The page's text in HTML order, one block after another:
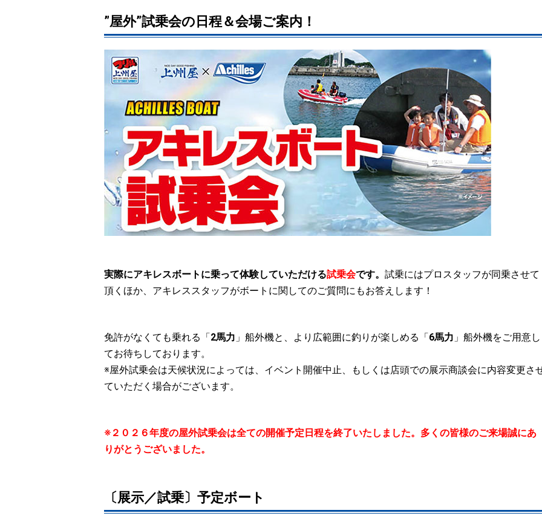
”屋外”試乗会の日程＆会場ご案内！
実際にアキレスボートに乗って体験していただける試乗会です。 試乗にはプロスタッフが同乗させて
頂くほか、アキレススタッフがボートに関してのご質問にもお答えします！
免許がなくても乗れる「2馬力 」船外機と、より広範囲に釣りが楽しめる「6馬力 」船外機をご用意し
てお待ちしております。
※屋外試乗会は天候状況によっては、イベント開催中止、もしくは店頭での展示商談会に内容変更さ
ていただく場合がございます。
※２０２６年度の屋外試乗会は全ての開催予定日程を終了いたしました。多くの皆様のご来場誠にあ
りがとうございました。
〔展示／試乗〕予定ボート